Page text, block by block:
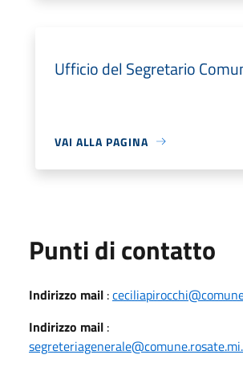
Ufficio del Segretario
VAI ALLA PAGINA
Punti di contatto
Indirizzo mail :
Indirizzo mail :